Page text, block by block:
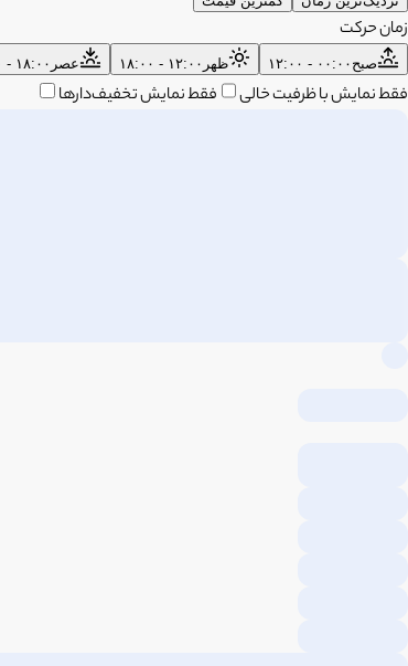
زمان حرکت
صبح ۰۰:۰۰ - ۱۲:۰۰ ظهر ۱۲:۰۰ - ۱۸:۰۰ عصر ۱۸:۰۰ - ۲۴:۰۰
فقط نمایش با ظرفیت خالی فقط نمایش تخفیف‌دارها